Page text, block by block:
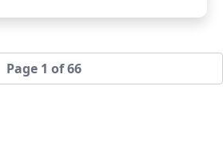
Page 1 of 66